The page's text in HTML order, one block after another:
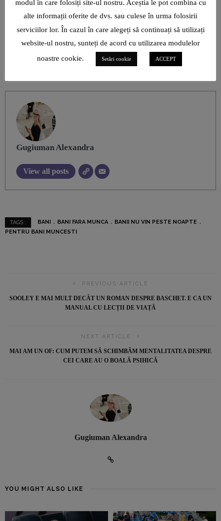
recunoaște, sigur ai și schimba ceva.
Gugiuman Alexandra
View all posts
TAGS : BANI BANI FARA MUNCA
BANII NU VIN PESTE NOAPTE
PENTRU BANI MUNCESTI
PREVIOUS ARTICLE
SOOLEY E MAI MULT DECÂT UN ROMAN DESPRE BASCHET. E CA UN
MANUAL CU LECȚII DE VIAȚĂ
NEXT ARTICLE
MAI AM UN OF: CUM PUTEM SĂ SCHIMBĂM MENTALITATEA DESPRE
CEI CARE AU O BOALĂ PSIHICĂ
Gugiuman Alexandra
YOU MIGHT ALSO LIKE
modul în care folosiți site-ul nostru. Aceștia le pot combina cu
alte informații oferite de dvs. sau culese în urma folosirii
serviciilor lor. În cazul în care alegeți să continuați să utilizați
website-ul nostru, sunteți de acord cu utilizarea modulelor
noastre cookie.
Setări cookie ACCEPT